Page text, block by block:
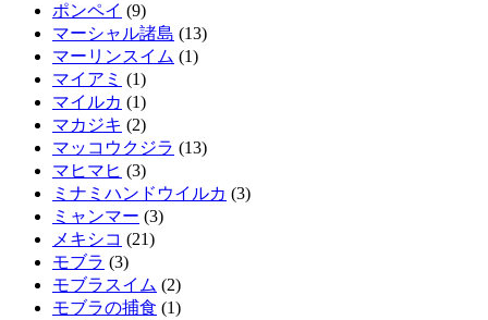
ポンペイ (9)
マーシャル諸島 (13)
マーリンスイム (1)
マイアミ (1)
マイルカ (1)
マカジキ (2)
マッコウクジラ (13)
マヒマヒ (3)
ミナミハンドウイルカ (3)
ミャンマー (3)
メキシコ (21)
モブラ (3)
モブラスイム (2)
モブラの捕食 (1)